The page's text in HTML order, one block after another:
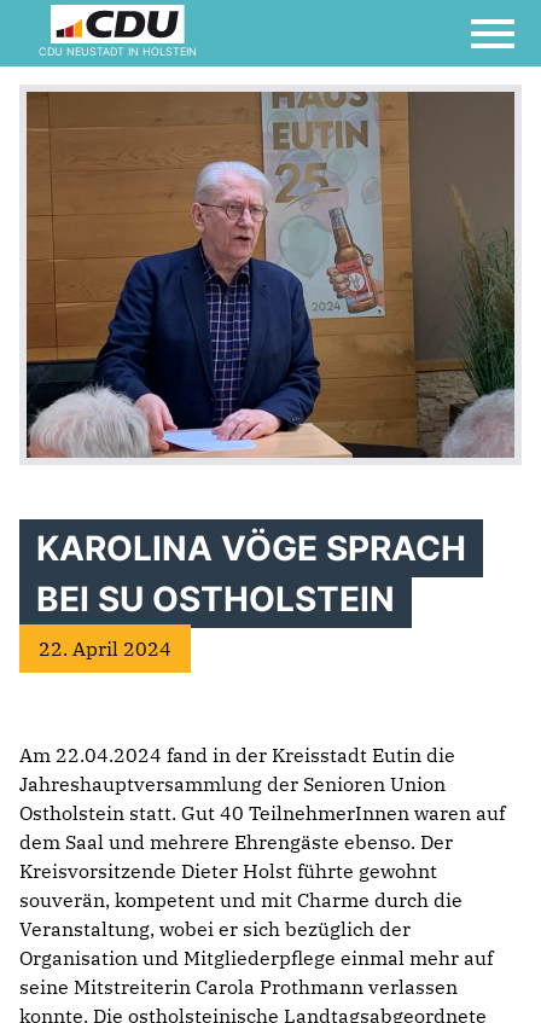
CDU NEUSTADT IN HOLSTEIN
KAROLINA VÖGE SPRACH
BEI SU OSTHOLSTEIN
22. April 2024
Am 22.04.2024 fand in der Kreisstadt Eutin die
Jahreshauptversammlung der Senioren Union
Ostholstein statt. Gut 40 TeilnehmerInnen waren auf
dem Saal und mehrere Ehrengäste ebenso. Der
Kreisvorsitzende Dieter Holst führte gewohnt
souverän, kompetent und mit Charme durch die
Veranstaltung, wobei er sich bezüglich der
Organisation und Mitgliederpflege einmal mehr auf
seine Mitstreiterin Carola Prothmann verlassen
konnte. Die ostholsteinische Landtagsabgeordnete